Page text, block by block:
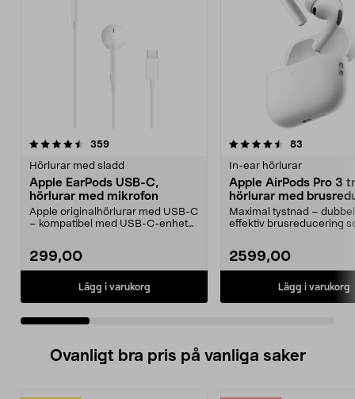
359recensioner
Hörlurar med sladd
Apple EarPods USB-C,
hörlurar med mikrofon
Apple originalhörlurar med USB-C
– kompatibel med USB-C-enheter
299,00
Lägg i varukorg
4.5 av 5 stjärnor 83
In-ear hörlurar
Apple AirPods Pro 3
hörlurar med
Maximal tystnad –
effektiv brusreducering
2599,00
Lägg i varukorg
4.5 av 5 stjärnor
Ovanligt bra pris på vanliga saker